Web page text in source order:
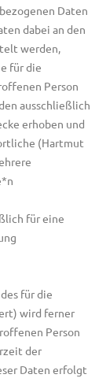
Daten
dabei an den
werden,
für die
Person
ausschließlich
erhoben und
(Hartmut
für eine
für die
wird ferner
Person
der
Daten erfolgt